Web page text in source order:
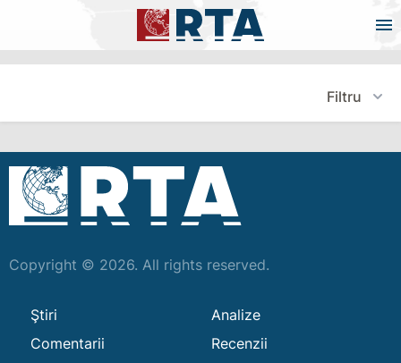
Filtru
Copyright © 2026. All rights reserved.
Ştiri
Analize
Comentarii
Recenzii